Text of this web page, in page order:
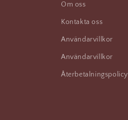
Om oss
Kontakta oss
Användarvillkor
Användarvillkor
Återbetalningspolicy